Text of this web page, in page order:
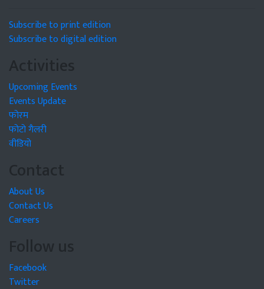
Subscribe to print edition
Subscribe to digital edition
Activities
Upcoming Events
Events Update
फोरम
फोटो गैलरी
वीडियो
Contact
About Us
Contact Us
Careers
Follow us
Facebook
Twitter